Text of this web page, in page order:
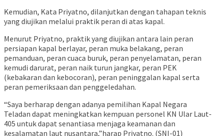
Kemudian, Kata Priyatno, dilanjutkan dengan tahapan teknis
yang diujikan melalui praktik peran di atas kapal.
Menurut Priyatno, praktik yang diujikan antara lain peran
persiapan kapal berlayar, peran muka belakang, peran
pemanduan, peran cuaca buruk, peran penyelamatan, peran
kemudi darurat, peran naik turun jangkar, peran PEK
(kebakaran dan kebocoran), peran peninggalan kapal serta
peran pemeriksaan dan penggeledahan.
“Saya berharap dengan adanya pemilihan Kapal Negara
Teladan dapat meningkatkan kempuan personel KN Ular Laut-
405 untuk dapat senantiasa menjaga keamanan dan
kesalamatan laut nusantara,”harap Priyatno. (SNI-01)